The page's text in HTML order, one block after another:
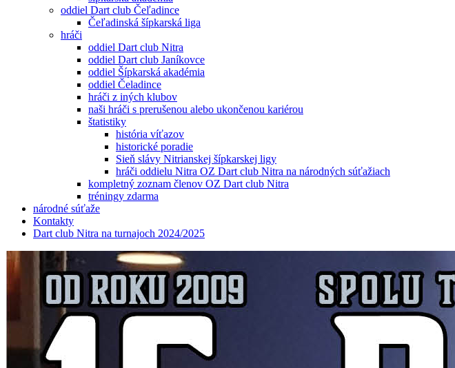
oddiel Dart club Čeľadince
Čeľadinská šípkarská liga
hráči
oddiel Dart club Nitra
oddiel Dart club Janíkovce
oddiel Šípkarská akadémia
oddiel Čeladince
hráči z iných klubov
naši hráči s prerušenou alebo ukončenou kariérou
štatistiky
história víťazov
historické poradie
Sieň slávy Nitrianskej šípkarskej ligy
hráči oddielu Nitra OZ Dart club Nitra na národných súťažiach
kompletný zoznam členov OZ Dart club Nitra
tréningy zdarma
národné súťaže
Kontakty
Dart club Nitra na turnajoch 2024/2025